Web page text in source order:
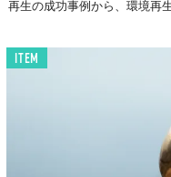
再生の成功事例から、環境再
ITEM